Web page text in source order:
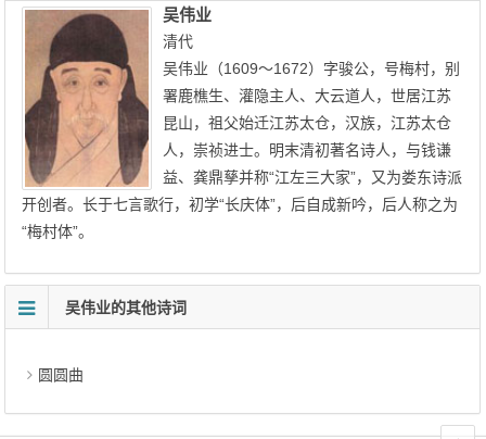
吴伟业
清代
吴伟业（1609～1672）字骏公，号梅村，别
署鹿樵生、灌隐主人、大云道人，世居江苏
昆山，祖父始迁江苏太仓，汉族，江苏太仓
人，崇祯进士。明末清初著名诗人，与钱谦
益、龚鼎孳并称“江左三大家”，又为娄东诗派
开创者。长于七言歌行，初学“长庆体”，后自成新吟，后人称之为
“梅村体”。
吴伟业的其他诗词
圆圆曲